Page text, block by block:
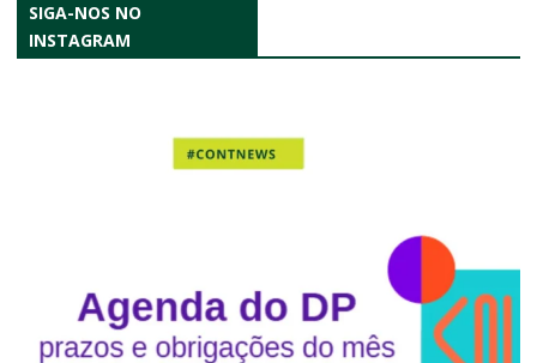
SIGA-NOS NO
INSTAGRAM